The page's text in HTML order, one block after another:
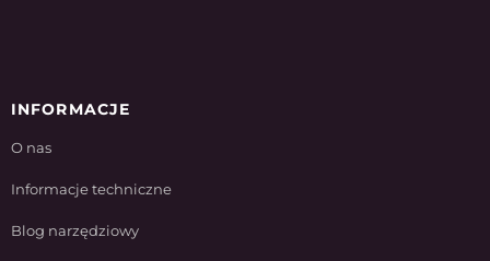
INFORMACJE
O nas
Informacje techniczne
Blog narzędziowy